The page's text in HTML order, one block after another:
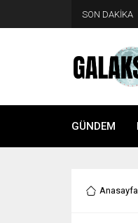
SON DAKİKA
GÜNDEM
Anasayfa